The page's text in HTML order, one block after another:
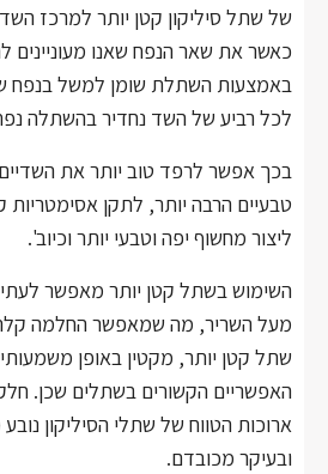
כאשר את שאר הנפח שאנו מעוניינים
לכל רביע של השד נחדיר בהשתלה נפח של
בכך אפשר לרפד טוב יותר את
טבעיים הרבה יותר, לתקן אסימטריות
ליצור מחשוף יפה וטבעי יותר וכיוב'.
השימוש בשתל קטן יותר מאפשר
מעל השריר, מה שמאפשר החלמה קלה
שתל קטן יותר, מקטין באופן
האפשריים הקשורים בשתלים שכן.
ארוכות הטווח של שתלי הסיליקון
ובעיקר מכובדם.